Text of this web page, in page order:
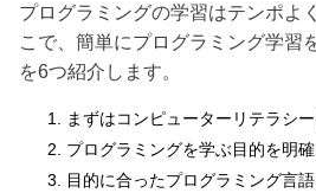
プログラミングの学習はテンポよ
こで、簡単にプログラミング学習
を6つ紹介します。
まずはコンピューターリテラシ
プログラミングを学ぶ目的を明
目的に合ったプログラミング言